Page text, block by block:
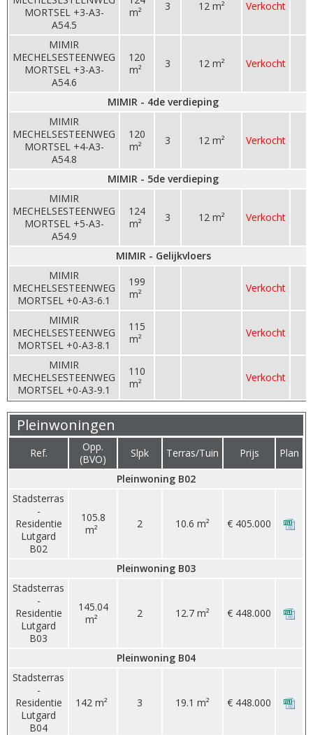
MORTSEL +3-A3-
A54.5
m²
3 12 m² Verkocht
MIMIR
MECHELSESTEENWEG
MORTSEL +3-A3-
A54.6
120
m²
3 12 m² Verkocht
MIMIR - 4de verdieping
MIMIR
MECHELSESTEENWEG
MORTSEL +4-A3-
A54.8
120
m²
3 12 m² Verkocht
MIMIR - 5de verdieping
MIMIR
MECHELSESTEENWEG
MORTSEL +5-A3-
A54.9
124
m²
3 12 m² Verkocht
MIMIR - Gelijkvloers
MIMIR
MECHELSESTEENWEG
MORTSEL +0-A3-6.1
199
m²
Verkocht
MIMIR
MECHELSESTEENWEG
MORTSEL +0-A3-8.1
115
m²
Verkocht
MIMIR
MECHELSESTEENWEG
MORTSEL +0-A3-9.1
110
m²
Verkocht
Pleinwoningen
Ref.
Opp.
(BVO)
Slpk Terras/Tuin Prijs
Plan
Pleinwoning B02
Stadsterras
-
Residentie
Lutgard
B02
105.8
m²
2 10.6 m² € 405.000
Pleinwoning B03
Stadsterras
-
Residentie
Lutgard
B03
145.04
m²
2 12.7 m² € 448.000
Pleinwoning B04
Stadsterras
-
Residentie
Lutgard
B04
142 m² 3 19.1 m² € 448.000